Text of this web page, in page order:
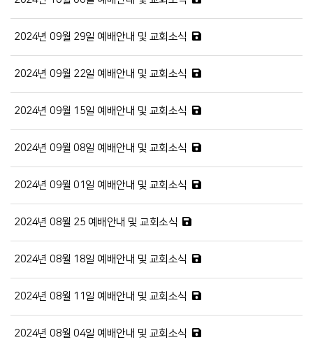
2024년 09월 29일 예배안내 및 교회소식
2024년 09월 22일 예배안내 및 교회소식
2024년 09월 15일 예배안내 및 교회소식
2024년 09월 08일 예배안내 및 교회소식
2024년 09월 01일 예배안내 및 교회소식
2024년 08월 25 예배안내 및 교회소식
2024년 08월 18일 예배안내 및 교회소식
2024년 08월 11일 예배안내 및 교회소식
2024년 08월 04일 예배안내 및 교회소식